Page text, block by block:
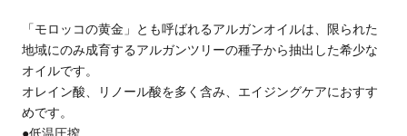
「モロッコの黄金」とも呼ばれるアルガンオイルは、限られた
地域にのみ成育するアルガンツリーの種子から抽出した希少な
オイルです。
オレイン酸、リノール酸を多く含み、エイジングケアにおすす
めです。